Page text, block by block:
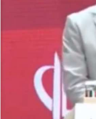
取消加分项目高考
2018/03/28
| 作者 新浪
教育部发文:贫困家
2018/03/26
男子武大校园剧烈
2018/03/26
| 作者 一手
超七成医生看病遭
2018/03/26
| 作者 楚天
凤凰周刊新浪微博
凤凰周刊网站所有
何转载或商业用途
作他处，香港凤凰